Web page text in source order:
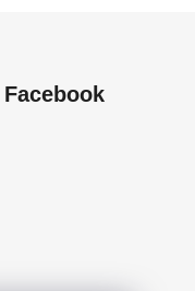
Facebook